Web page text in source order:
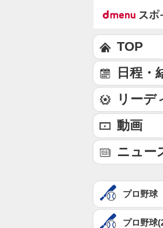
TOP
日程・
リーデ
動画
ニュー
プロ野球
プロ野球